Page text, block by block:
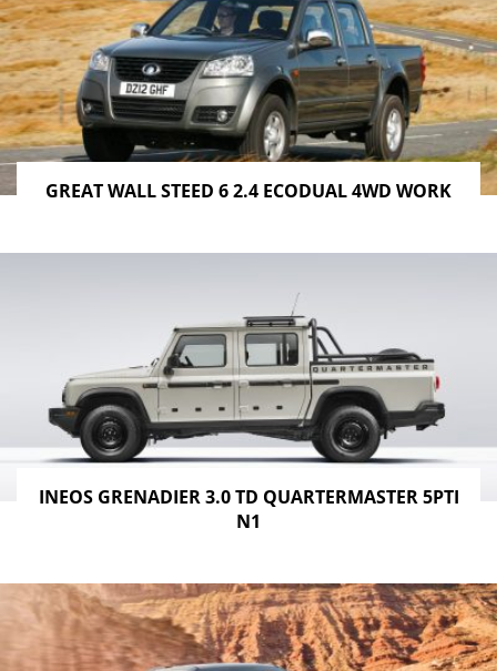
GREAT WALL STEED 6 2.4 ECODUAL 4WD WORK
INEOS GRENADIER 3.0 TD QUARTERMASTER 5PTI
N1